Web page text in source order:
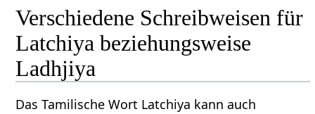
Verschiedene Schreibweisen für
Latchiya beziehungsweise
Ladhjiya
Das Tamilische Wort Latchiya kann auch